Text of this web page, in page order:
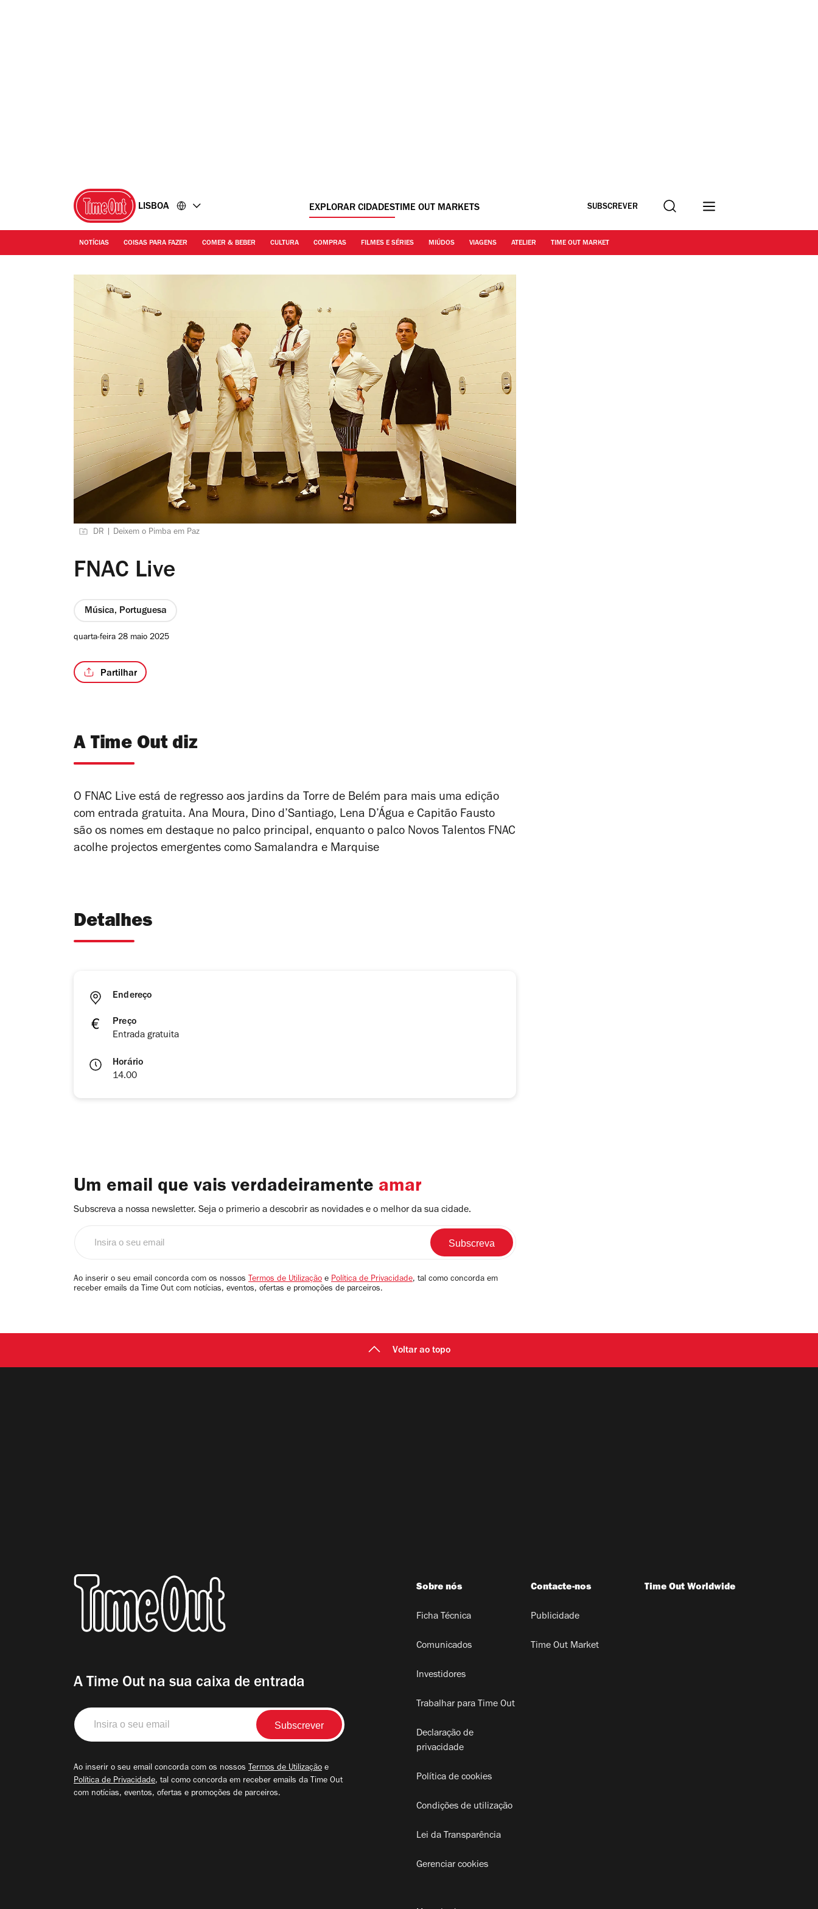
LISBOA EXPLORAR CIDADESTIME OUT MARKETS SUBSCREVER Procurar
NOTÍCIAS COISAS PARA FAZER COMER & BEBER CULTURA COMPRAS FILMES E SÉRIES MIÚDOS VIAGENS ATELIER TIME OUT MARKET
DR | Deixem o Pimba em Paz
FNAC Live
Música, Portuguesa
quarta-feira 28 maio 2025
Partilhar
A Time Out diz
O FNAC Live está de regresso aos jardins da Torre de Belém para mais uma edição
com entrada gratuita. Ana Moura, Dino d’Santiago, Lena D’Água e Capitão Fausto
são os nomes em destaque no palco principal, enquanto o palco Novos Talentos FNAC
acolhe projectos emergentes como Samalandra e Marquise
Detalhes
Endereço
Preço
Entrada gratuita
Horário
14.00
Um email que vais verdadeiramente amar
Subscreva a nossa newsletter. Seja o primerio a descobrir as novidades e o melhor da sua cidade.
email
Ao inserir o seu email concorda com os nossos Termos de Utilização e Política de Privacidade, tal como concorda em
receber emails da Time Out com notícias, eventos, ofertas e promoções de parceiros.
Voltar ao topo
A Time Out na sua caixa de entrada
Insira
o
seu
Ao inserir o seu email concorda com os nossos Termos de Utilização e
Política de Privacidade, tal como concorda em receber emails da Time Out
com notícias, eventos, ofertas e promoções de parceiros.
Sobre nós
Ficha Técnica
Comunicados
Investidores
Trabalhar para Time Out
Declaração de
privacidade
Política de cookies
Condições de utilização
Lei da Transparência
Gerenciar cookies
Contacte-nos
Publicidade
Time Out Market
Time Out Worldwide